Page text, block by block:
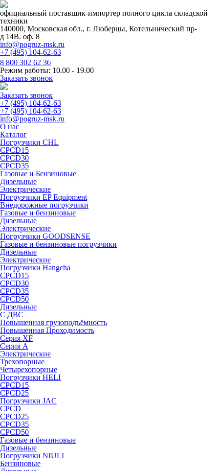
официальный поставщик-импортер полного цикла складской
техники
140000, Московская обл., г. Люберцы, Котельнический пр-
д 14В. оф. 8
info@pogruz-msk.ru
+7 (495) 104-62-63
8 800 302 62 36
Режим работы: 10.00 - 19.00
Заказать звонок
Заказать звонок
+7 (495) 104-62-63
+7 (495) 104-62-63
info@pogruz-msk.ru
О нас
Каталог
Погрузчики CHL
CPCD15
CPCD30
CPCD35
Газовые и Бензиновые
Дизельные
Электрические
Погрузчики EP Equipment
Внедорожные погрузчики
Газовые и бензиновые
Дизельные
Электрические
Погрузчики GOODSENSE
Газовые и бензиновые погрузчики
Дизельные
Электрические
Погрузчики Hangcha
CPCD15
CPCD30
CPCD35
CPCD50
Дизельные
С ДВС
Повышенная грузоподъёмность
Повышенная Проходимость
Серия XF
Серия А
Электрические
Трехопорные
Четырехопорные
Погрузчики HELI
CPCD15
CPCD25
Погрузчики JAC
CPCD
CPCD25
CPCD35
CPCD50
Газовые и бензиновые
Дизельные
Погрузчики NIULI
Бензиновые